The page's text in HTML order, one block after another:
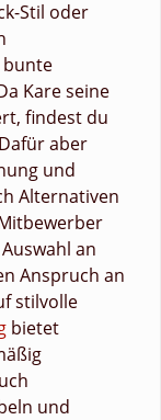
Stil oder
Kare seine
findest du
aber
und
Alternativen
an
Anspruch an
stilvolle
bietet
und